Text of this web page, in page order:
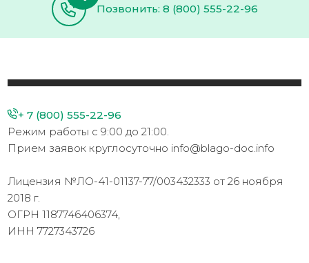
Позвонить: 8 (800) 555-22-96
+ 7 (800) 555-22-96
Режим работы с 9:00 до 21:00.
Прием заявок круглосуточно info@blago-doc.info
Лицензия №ЛО-41-01137-77/003432333 от 26 ноября
2018 г.
ОГРН 1187746406374,
ИНН 7727343726